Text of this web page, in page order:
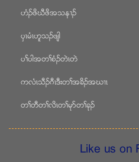
ဟံဥဖိဃီဖိအသန႕ဥ
ပွၚမံၚဟူသဥဖ်ါ
ပႈပါအတႈစံဥတဲၚတဲ
ကလံၚသီဥဂီၚဒီးတႈအခိဥအဃ႕ၚ
တႈတီတႈလိၚတႈမုဏတႈခုဥ
Like us on